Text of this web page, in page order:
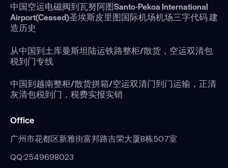
中国空运电磁阀到瓦努阿图Santo-Pekoa International
Airport(Ceased)圣埃斯皮里图国际机场机场三字代码 建
造历史
从中国到土库曼斯坦陆运铁路整柜/散货，空运双清包
税到门专线
中国到越南整柜/散货拼箱/空运双清门到门运输，正清
灰清包税到门，税费实报实销
Office
广州市花都区新雅街富邦路吉荣大厦B栋507室
QQ:2549698023